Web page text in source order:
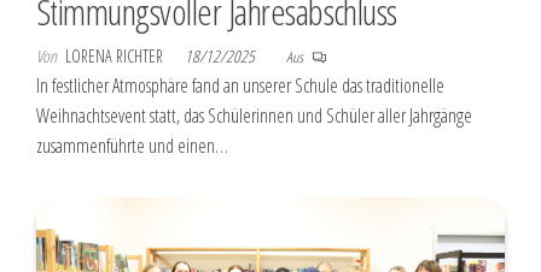
Stimmungsvoller Jahresabschluss
Von LORENA RICHTER 18/12/2025 Aus
In festlicher Atmosphäre fand an unserer Schule das traditionelle
Weihnachtsevent statt, das Schülerinnen und Schüler aller Jahrgänge
zusammenführte und einen…